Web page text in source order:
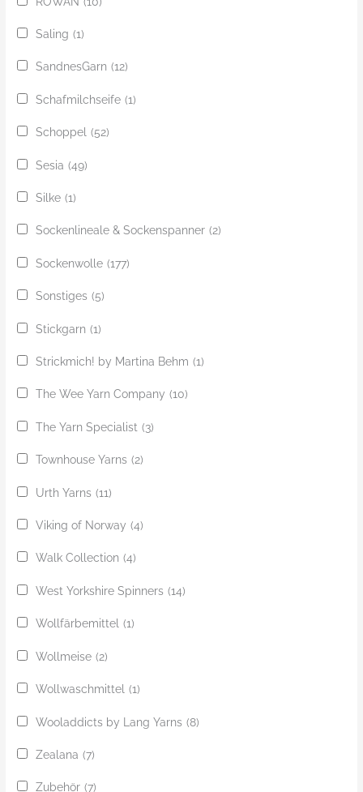
Saling (1)
SandnesGarn (12)
Schafmilchseife (1)
Schoppel (52)
Sesia (49)
Silke (1)
Sockenlineale & Sockenspanner (2)
Sockenwolle (177)
Sonstiges (5)
Stickgarn (1)
Strickmich! by Martina Behm (1)
The Wee Yarn Company (10)
The Yarn Specialist (3)
Townhouse Yarns (2)
Urth Yarns (11)
Viking of Norway (4)
Walk Collection (4)
West Yorkshire Spinners (14)
Wollfärbemittel (1)
Wollmeise (2)
Wollwaschmittel (1)
Wooladdicts by Lang Yarns (8)
Zealana (7)
Zubehör (7)